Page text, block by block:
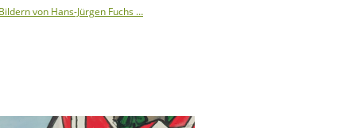
von Hans-Jürgen Fuchs …